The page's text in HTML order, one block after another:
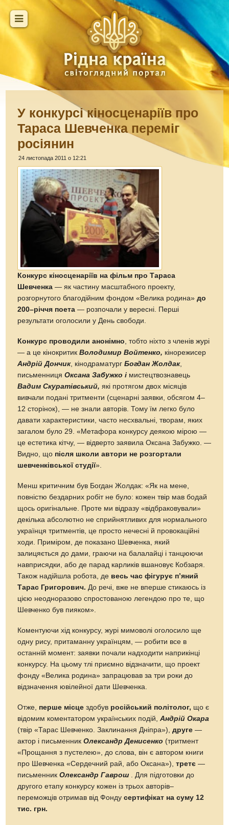
У конкурсі кіносценаріїв про
Тараса Шевченка переміг
росіянин
24 листопада 2011 о 12:21
Конкурс кіносценаріїв на фільм про Тараса
Шевченка — як частину масштабного проекту,
розгорнутого благодійним фондом «Велика родина»до
200–річчя поета — розпочали у вересні. Перші
результати оголосили у День свободи.
Конкурс проводили анонімно , тобто ніхто з членів журі
— а це кінокритикВолодимир Войтенко, кінорежисер
Андрій Дончик, кінодраматургБогдан Жолдак,
письменницяОксана Забужко і мистецтвознавець
Вадим Скуратівський, які протягом двох місяців
вивчали подані тритменти (сценарні заявки, обсягом 4–
12 сторінок), — не знали авторів. Тому їм легко було
давати характеристики, часто несхвальні, творам, яких
загалом було 29. «Метафора конкурсу деякою мірою —
це естетика кітчу, — відверто заявила Оксана Забужко. —
Видно, що після школи автори не розгортали
шевченківської студії».
Менш критичним був Богдан Жолдак: «Як на мене,
повністю бездарних робіт не було: кожен твір мав бодай
щось оригінальне. Проте ми відразу «відбраковували»
декілька абсолютно не сприйнятливих для нормального
українця тритментів, це просто нечесні й провокаційні
ходи. Приміром, де показано Шевченка, який
залицяється до дами, граючи на балалайці і танцюючи
навприсядки, або де парад карликів вшановує Кобзаря.
Також надійшла робота, де весь час фігурує п’яний
Тарас Григорович. До речі, вже не вперше стикаюсь iз
цією неодноразово спростованою легендою про те, що
Шевченко був пияком».
Коментуючи хід конкурсу, журі мимоволі оголосило ще
одну рису, притаманну українцям, — робити все в
останній момент: заявки почали надходити наприкiнцi
конкурсу. На цьому тлі приємно відзначити, що проект
фонду «Велика родина» запрацював за три роки до
відзначення ювілейної дати Шевченка.
Отже, перше місце здобув російський політолог, що є
відомим коментатором українських подій,Андрій Окара
(твір «Тарас Шевченко. Заклинання Дніпра»),друге —
актор і письменник Олександр Денисенко (тритмент
«Прощання з пустелею», до слова, він є автором книги
про Шевченка «Сердечний рай, або Оксана»),третє —
письменникОлександр Гаврош . Для підготовки до
другого етапу конкурсу кожен із трьох авторів–
переможців отримав від Фондусертифікат на суму 12
тис. грн.